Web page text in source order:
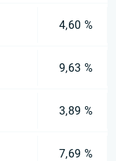
4,60 %
9,63 %
3,89 %
7,69 %